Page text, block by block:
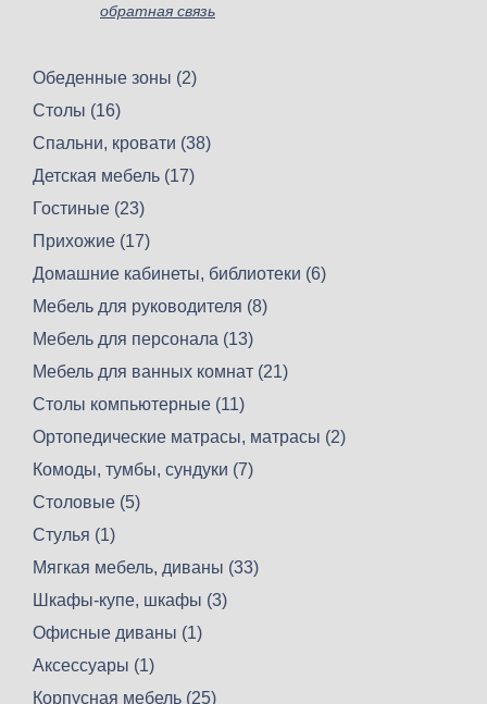
обратная связь
Обеденные зоны (2)
Столы (16)
Спальни, кровати (38)
Детская мебель (17)
Гостиные (23)
Прихожие (17)
Домашние кабинеты, библиотеки (6)
Мебель для руководителя (8)
Мебель для персонала (13)
Мебель для ванных комнат (21)
Столы компьютерные (11)
Ортопедические матрасы, матрасы (2)
Комоды, тумбы, сундуки (7)
Столовые (5)
Стулья (1)
Мягкая мебель, диваны (33)
Шкафы-купе, шкафы (3)
Офисные диваны (1)
Аксессуары (1)
Корпусная мебель (25)